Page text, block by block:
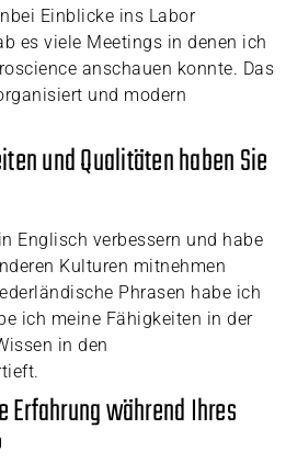
Einblicke ins Labor
es viele Meetings in denen ich
anschauen konnte. Das
und modern
und Qualitäten haben Sie
Englisch verbessern und habe
Kulturen mitnehmen
Phrasen habe ich
ich meine Fähigkeiten in der
in den
während Ihres